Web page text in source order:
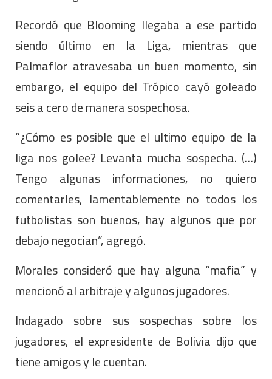
Recordó que Blooming llegaba a ese partido
siendo último en la Liga, mientras que
Palmaflor atravesaba un buen momento, sin
embargo, el equipo del Trópico cayó goleado
seis a cero de manera sospechosa.
“¿Cómo es posible que el ultimo equipo de la
liga nos golee? Levanta mucha sospecha. (…)
Tengo algunas informaciones, no quiero
comentarles, lamentablemente no todos los
futbolistas son buenos, hay algunos que por
debajo negocian”, agregó.
Morales consideró que hay alguna “mafia” y
mencionó al arbitraje y algunos jugadores.
Indagado sobre sus sospechas sobre los
jugadores, el expresidente de Bolivia dijo que
tiene amigos y le cuentan.